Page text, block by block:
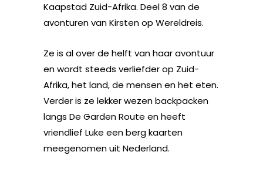
Kaapstad Zuid-Afrika. Deel 8 van de
avonturen van Kirsten op Wereldreis.
Ze is al over de helft van haar avontuur
en wordt steeds verliefder op Zuid-
Afrika, het land, de mensen en het eten.
Verder is ze lekker wezen backpacken
langs De Garden Route en heeft
vriendlief Luke een berg kaarten
meegenomen uit Nederland.